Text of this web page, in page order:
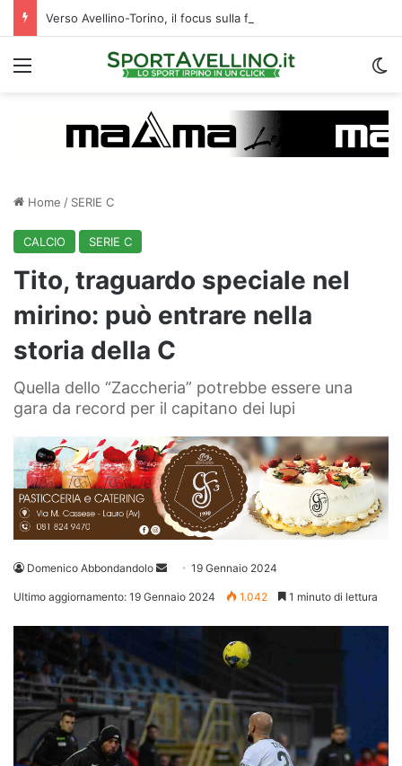
Verso Avellino-Torino, il focus sulla formazione granata
Menu
Home / SERIE C
CALCIO SERIE C
Tito, traguardo speciale nel
mirino: può entrare nella
storia della C
Quella dello “Zaccheria” potrebbe essere una
gara da record per il capitano dei lupi
Domenico Abbondandolo
Invia 19 Gennaio 2024
Ultimo aggiornamento: 19 Gennaio 2024 1.042 1 minuto di lettura